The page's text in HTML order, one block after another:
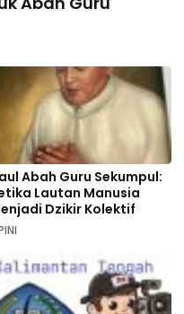
Abah Guru Sekumpul:
Lautan Manusia
Dzikir Kolektif